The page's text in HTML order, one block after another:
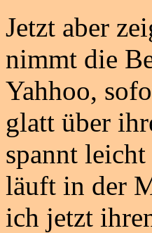
Jetzt aber
nimmt die
Yahhoo,
glatt über
spannt
läuft in der
ich jetzt